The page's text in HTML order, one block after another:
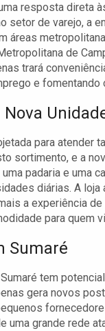
resposta direta
setor de varejo, a
áreas
de
trará
e fomentando
para
sortimento, e a
padaria e uma
diárias. A
a experiência
para quem
Sumaré
tem
gera novos
uma grande rede